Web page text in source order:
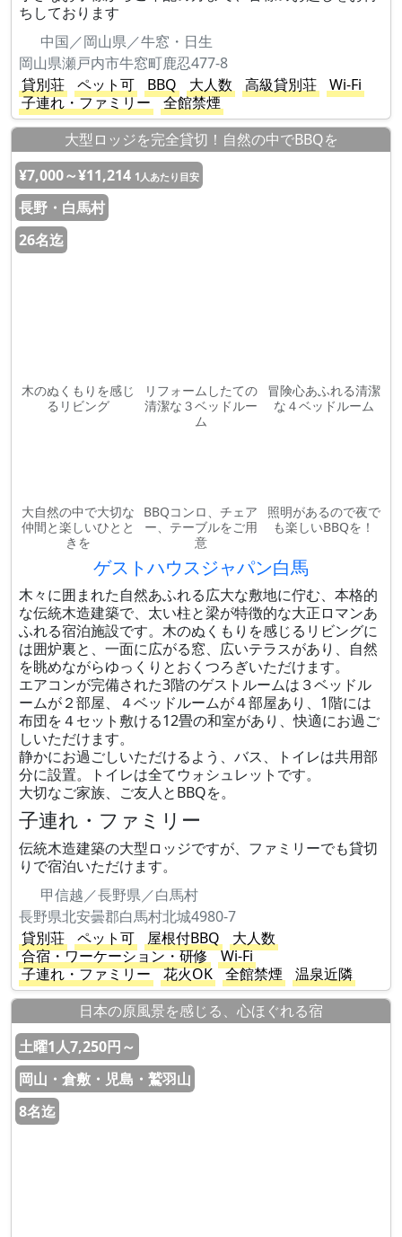
ちしております
中国／岡山県／牛窓・日生
岡山県瀬戸内市牛窓町鹿忍477-8
貸別荘
ペット可 BBQ 大人数 高級貸別荘
Wi-Fi
子連れ・ファミリー
全館禁煙
大型ロッジを完全貸切！自然の中でBBQを
¥7,000～¥11,214 1人あたり目安
長野・白馬村
26名迄
木のぬくもりを感じ
るリビング
リフォームしたての
清潔な３ベッドルー
ム
冒険心あふれる清潔
な４ベッドルーム
大自然の中で大切な
仲間と楽しいひとと
きを
BBQコンロ、チェア
ー、テーブルをご用
意
照明があるので夜で
も楽しいBBQを！
ゲストハウスジャパン白馬
木々に囲まれた自然あふれる広大な敷地に佇む、本格的
な伝統木造建築で、太い柱と梁が特徴的な大正ロマンあ
ふれる宿泊施設です。木のぬくもりを感じるリビングに
は囲炉裏と、一面に広がる窓、広いテラスがあり、自然
を眺めながらゆっくりとおくつろぎいただけます。
エアコンが完備された3階のゲストルームは３ベッドル
ームが２部屋、４ベッドルームが４部屋あり、1階には
布団を４セット敷ける12畳の和室があり、快適にお過ご
しいただけます。
静かにお過ごしいただけるよう、バス、トイレは共用部
分に設置。トイレは全てウォシュレットです。
大切なご家族、ご友人とBBQを。
子連れ・ファミリー
伝統木造建築の大型ロッジですが、ファミリーでも貸切
りで宿泊いただけます。
甲信越／長野県／白馬村
長野県北安曇郡白馬村北城4980-7
貸別荘
ペット可 屋根付BBQ
大人数
合宿・ワーケーション・研修
Wi-Fi
子連れ・ファミリー
花火OK 全館禁煙
温泉近隣
日本の原風景を感じる、心ほぐれる宿
土曜1人7,250円～
岡山・倉敷・児島・鷲羽山
8名迄